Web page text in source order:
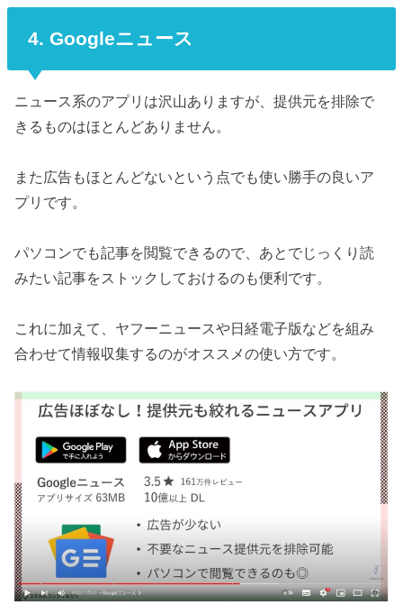
4. Googleニュース
ニュース系のアプリは沢山ありますが、提供元を排除で
きるものはほとんどありません。
また広告もほとんどないという点でも使い勝手の良いア
プリです。
パソコンでも記事を閲覧できるので、あとでじっくり読
みたい記事をストックしておけるのも便利です。
これに加えて、ヤフーニュースや日経電子版などを組み
合わせて情報収集するのがオススメの使い方です。